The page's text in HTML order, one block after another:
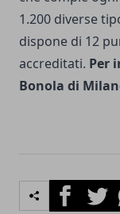
1.200 diverse
dispone di 12
accreditati. Per
Bonola di
Facebook